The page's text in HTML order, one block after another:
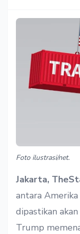
Foto ilustrasi/net.
Jakarta,
antara
dipastikan
Trump